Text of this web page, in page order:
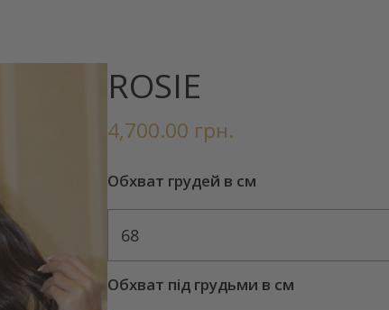
ROSIE
4,700.00 грн.
Обхват грудей в см
68
Обхват під грудьми в см